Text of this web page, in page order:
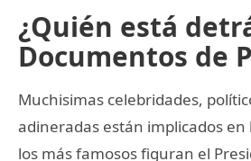
¿Quién está
Documentos de
Muchisimas celebridades,
adineradas están implicados
los más famosos figuran el